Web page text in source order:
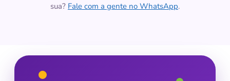
sua? Fale com a gente no WhatsApp.